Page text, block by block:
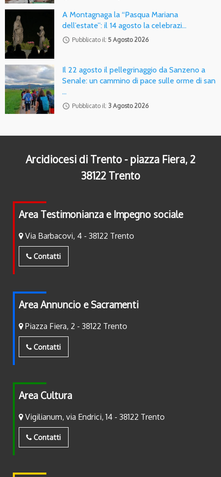
A Montagnaga la “Pasqua Mariana
dell’estate”: il 14 agosto la celebrazi…
access_time Pubblicato il: 5 Agosto 2026
Il 22 agosto il pellegrinaggio da Sanzeno a
Senale: un cammino di pace sulle orme di san
…
access_time Pubblicato il: 3 Agosto 2026
Arcidiocesi di Trento - piazza Fiera, 2
38122 Trento
Area Testimonianza e Impegno sociale
Via Barbacovi, 4 - 38122 Trento
Contatti
Area Annuncio e Sacramenti
Piazza Fiera, 2 - 38122 Trento
Contatti
Area Cultura
Vigilianum, via Endrici, 14 - 38122 Trento
Contatti